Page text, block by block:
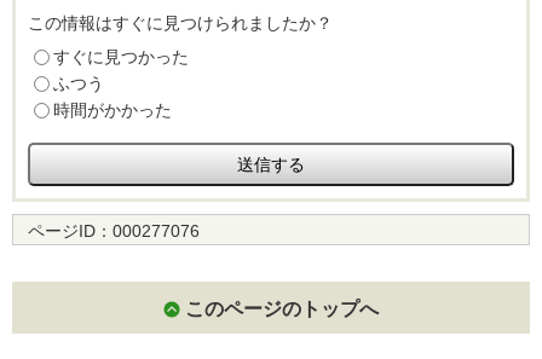
この情報はすぐに見つけられましたか？
すぐに見つかった
ふつう
時間がかかった
ページID： 000277076
このページのトップへ